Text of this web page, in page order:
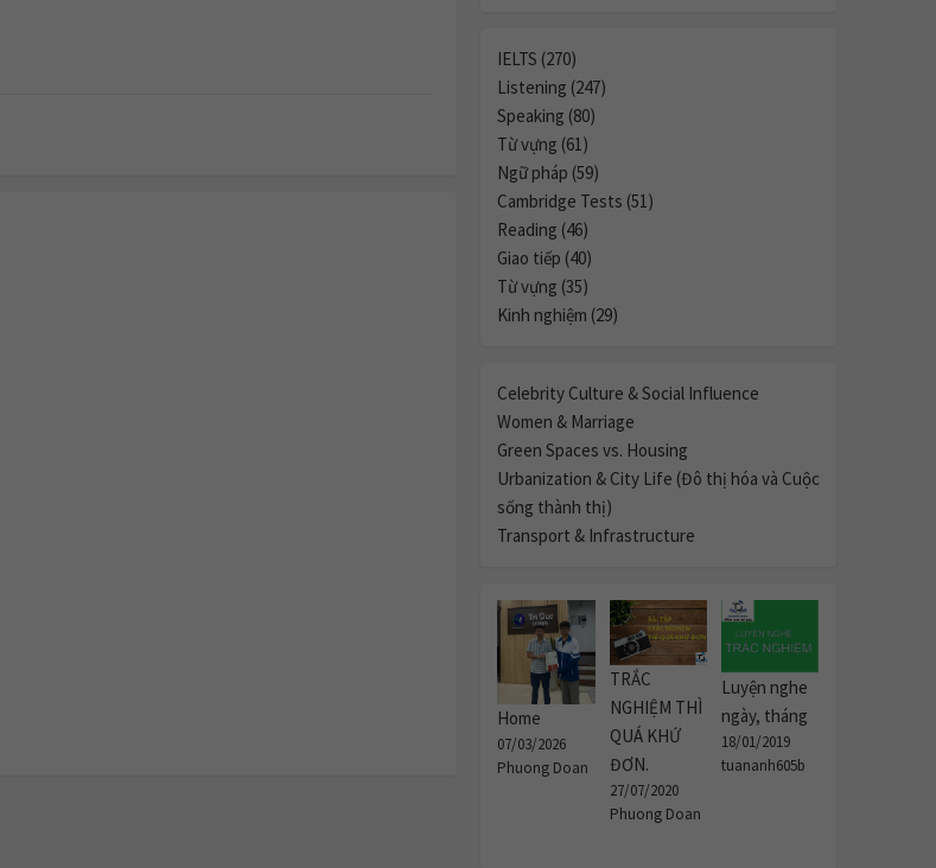
IELTS (270)
Listening (247)
Speaking (80)
Từ vựng (61)
Ngữ pháp (59)
Cambridge Tests (51)
Reading (46)
Giao tiếp (40)
Từ vựng (35)
Kinh nghiệm (29)
Celebrity Culture & Social Influence
Women & Marriage
Green Spaces vs. Housing
Urbanization & City Life (Đô thị hóa và Cuộc
sống thành thị)
Transport & Infrastructure
Home
07/03/2026
Phuong Doan
TRẮC
NGHIỆM THÌ
QUÁ KHỨ
ĐƠN.
27/07/2020
Phuong Doan
Luyện nghe
ngày, tháng
18/01/2019
tuananh605b